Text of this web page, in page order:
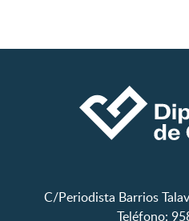
C/Periodista Barrios
Teléfono: